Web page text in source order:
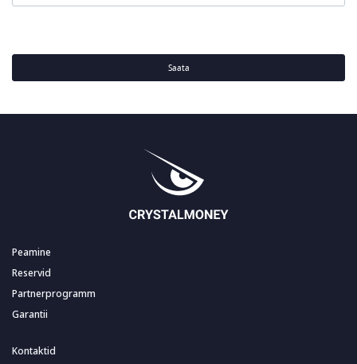
Saata
Peamine
Reservid
Partnerprogramm
Garantii
Kontaktid